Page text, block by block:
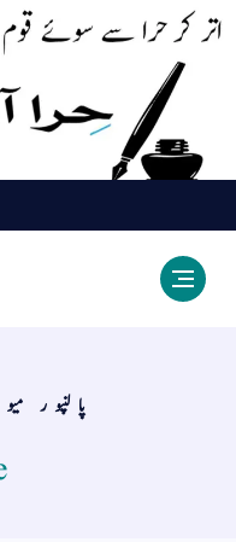
پالنپور